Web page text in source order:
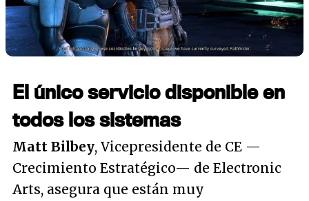
El único servicio disponible en
todos los sistemas
Matt Bilbey, Vicepresidente de CE —
Crecimiento Estratégico— de Electronic
Arts, asegura que están muy